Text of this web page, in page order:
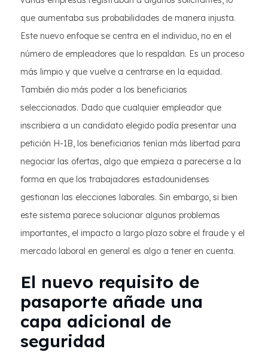
que aumentaba sus probabilidades de manera injusta.
Este nuevo enfoque se centra en el individuo, no en el
número de empleadores que lo respaldan. Es un proceso
más limpio y que vuelve a centrarse en la equidad.
También dio más poder a los beneficiarios
seleccionados. Dado que cualquier empleador que
inscribiera a un candidato elegido podía presentar una
petición H-1B, los beneficiarios tenían más libertad para
negociar las ofertas, algo que empieza a parecerse a la
forma en que los trabajadores estadounidenses
gestionan las elecciones laborales. Sin embargo, si bien
este sistema parece solucionar algunos problemas
importantes, el impacto a largo plazo sobre el fraude y el
mercado laboral en general es algo a tener en cuenta.
El nuevo requisito de
pasaporte añade una
capa adicional de
seguridad